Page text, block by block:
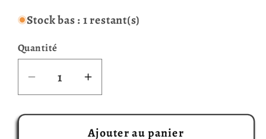
Stock bas : 1 restant(s)
Quantité
Réduire
la
quantité
Augmenter
la
quantité
de
Ajouter au panier